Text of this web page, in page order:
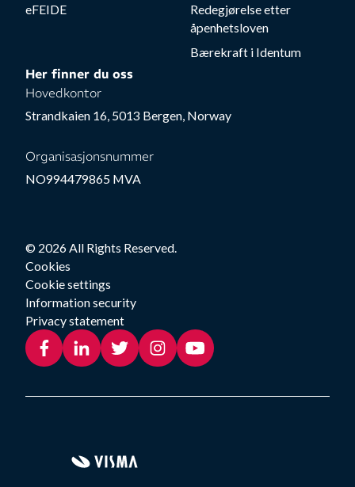
eFEIDE
Redegjørelse etter
åpenhetsloven
Bærekraft i Identum
Her finner du oss
Hovedkontor
Strandkaien 16, 5013 Bergen, Norway
Organisasjonsnummer
NO994479865 MVA
© 2026 All Rights Reserved.
Cookies
Cookie settings
Information security
Privacy statement